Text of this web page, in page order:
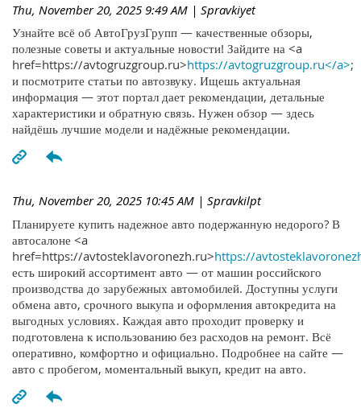
Thu, November 20, 2025 9:49 AM | Spravkiyet
Узнайте всё об АвтоГрузГрупп — качественные обзоры,
полезные советы и актуальные новости! Зайдите на <a
href=https://avtogruzgroup.ru>https://avtogruzgroup.ru</a>;
и посмотрите статьи по автозвуку. Ищешь актуальная
информация — этот портал дает рекомендации, детальные
характеристики и обратную связь. Нужен обзор — здесь
найдёшь лучшие модели и надёжные рекомендации.
Thu, November 20, 2025 10:45 AM | Spravkilpt
Планируете купить надежное авто подержанную недорого? В
автосалоне <a
href=https://avtosteklavoronezh.ru>https://
есть широкий ассортимент авто — от машин российского
производства до зарубежных автомобилей. Доступны услуги
обмена авто, срочного выкупа и оформления автокредита на
выгодных условиях. Каждая авто проходит проверку и
подготовлена к использованию без расходов на ремонт. Всё
оперативно, комфортно и официально. Подробнее на сайте —
авто с пробегом, моментальный выкуп, кредит на авто.